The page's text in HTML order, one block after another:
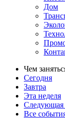
Дом
Чем
Сегодня
Завтра
Эта неделя
Следующая
Все